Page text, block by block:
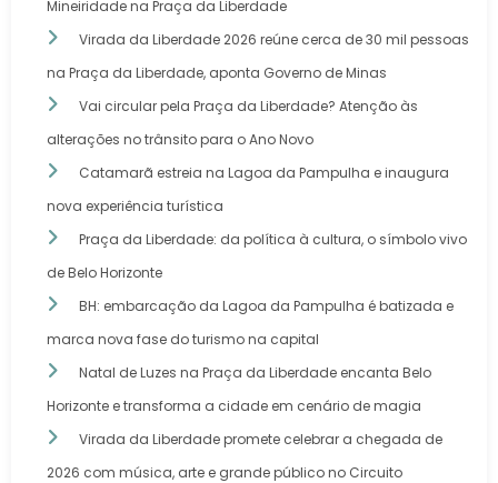
Mineiridade na Praça da Liberdade
Virada da Liberdade 2026 reúne cerca de 30 mil pessoas
na Praça da Liberdade, aponta Governo de Minas
Vai circular pela Praça da Liberdade? Atenção às
alterações no trânsito para o Ano Novo
Catamarã estreia na Lagoa da Pampulha e inaugura
nova experiência turística
Praça da Liberdade: da política à cultura, o símbolo vivo
de Belo Horizonte
BH: embarcação da Lagoa da Pampulha é batizada e
marca nova fase do turismo na capital
Natal de Luzes na Praça da Liberdade encanta Belo
Horizonte e transforma a cidade em cenário de magia
Virada da Liberdade promete celebrar a chegada de
2026 com música, arte e grande público no Circuito